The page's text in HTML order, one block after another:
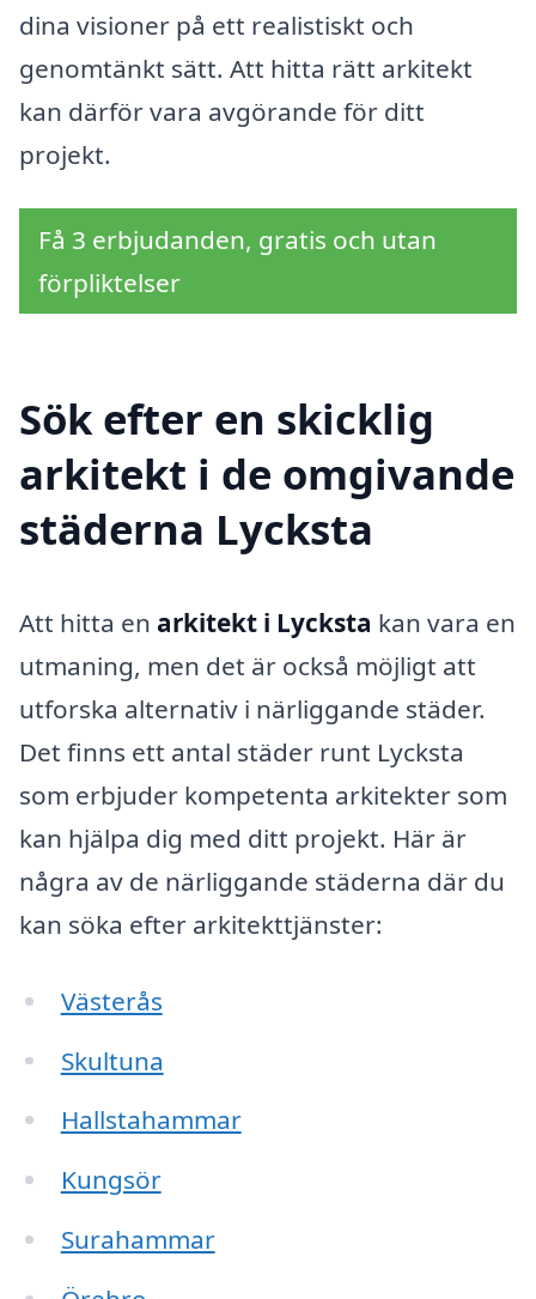
dina visioner på ett realistiskt och
genomtänkt sätt. Att hitta rätt arkitekt
kan därför vara avgörande för ditt
projekt.
Få 3 erbjudanden, gratis och utan
förpliktelser
Sök efter en skicklig
arkitekt i de omgivande
städerna Lycksta
Att hitta en arkitekt i Lycksta kan vara en
utmaning, men det är också möjligt att
utforska alternativ i närliggande städer.
Det finns ett antal städer runt Lycksta
som erbjuder kompetenta arkitekter som
kan hjälpa dig med ditt projekt. Här är
några av de närliggande städerna där du
kan söka efter arkitekttjänster:
Västerås
Skultuna
Hallstahammar
Kungsör
Surahammar